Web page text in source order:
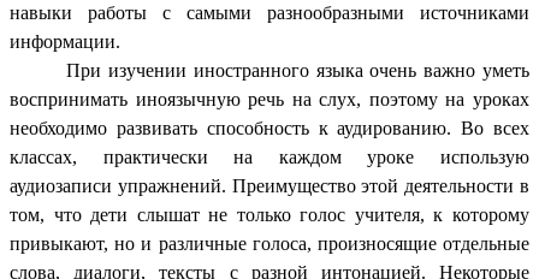
навыки работы с самыми разнообразными источниками
информации.
При изучении иностранного языка очень важно уметь
воспринимать иноязычную речь на слух, поэтому на уроках
необходимо развивать способность к аудированию. Во всех
классах, практически на каждом уроке использую
аудиозаписи упражнений. Преимущество этой деятельности в
том, что дети слышат не только голос учителя, к которому
привыкают, но и различные голоса, произносящие отдельные
слова, диалоги, тексты с разной интонацией. Некоторые